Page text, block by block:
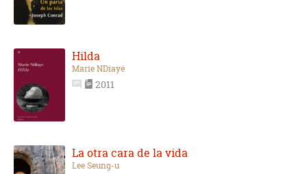
Hilda
Marie NDiaye
2011
La otra cara de la vida
Lee Seung-u